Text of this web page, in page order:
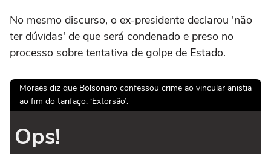
No mesmo discurso, o ex-presidente declarou 'não
ter dúvidas' de que será condenado e preso no
processo sobre tentativa de golpe de Estado.
Moraes diz que Bolsonaro confessou crime ao vincular anistia
ao fim do tarifaço: ‘Extorsão’:
Ops!